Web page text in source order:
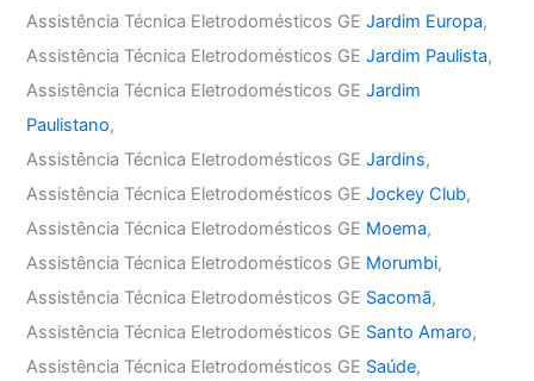
Assistência Técnica Eletrodomésticos GEJardim Europa,
Assistência Técnica Eletrodomésticos GEJardim Paulista,
Assistência Técnica Eletrodomésticos GEJardim
Paulistano,
Assistência Técnica Eletrodomésticos GEJardins,
Assistência Técnica Eletrodomésticos GEJockey Club,
Assistência Técnica Eletrodomésticos GE Moema,
Assistência Técnica Eletrodomésticos GE Morumbi,
Assistência Técnica Eletrodomésticos GE Sacomã,
Assistência Técnica Eletrodomésticos GE Santo Amaro,
Assistência Técnica Eletrodomésticos GE Saúde,